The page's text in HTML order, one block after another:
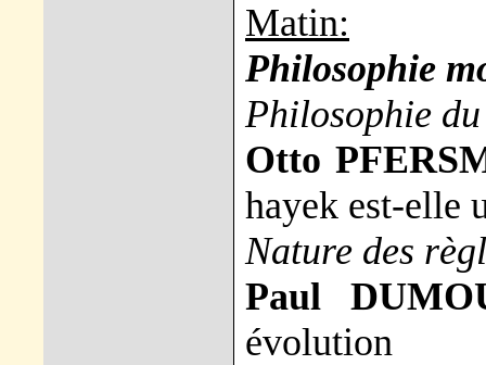
Matin:
Philosophie
Philosophie
Otto
hayek est-elle
Nature des
Paul
évolution